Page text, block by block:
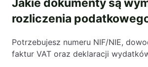
Jakie dokumenty są
rozliczenia
Potrzebujesz numeru NIF/NIE,
faktur VAT oraz deklaracji